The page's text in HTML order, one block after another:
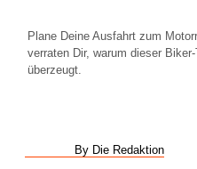
Plane Deine Ausfahrt zum
verraten Dir, warum dieser
überzeugt.
By Die Redaktion